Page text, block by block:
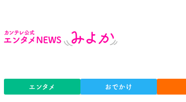
エンタメ おでかけ